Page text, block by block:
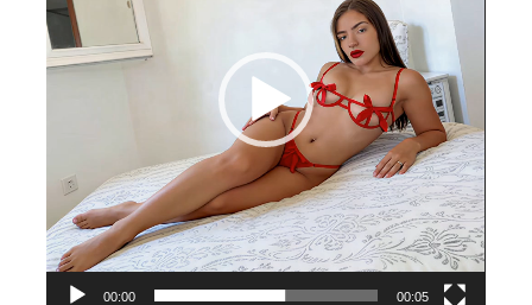
00:00 00:05